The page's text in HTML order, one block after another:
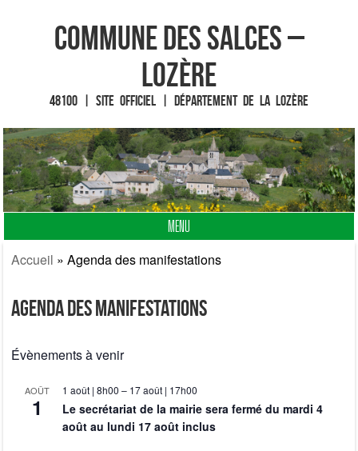
Commune des Salces –
Lozère
48100 | Site officiel | Département de la Lozère
MENU
Fin du contenu
Accueil »Agenda des manifestations
Agenda des manifestations
Évènements à venir
AOÛT
1
1 août | 8h00 – 17 août | 17h00
Le secrétariat de la mairie sera fermé du mardi 4
août au lundi 17 août inclus